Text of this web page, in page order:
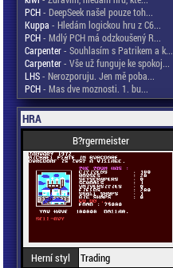
PCH- DeepSeek našel pouze toh...
Kuppa - Hledám logickou hru z C6...
PCH- Mdlý PCH má odzkoušený R...
Carpenter- Souhlasím s Patrikem a k...
Carpenter- Vše už funguje ke spokoj...
LHS- Nerozporuju. Jen mě poba...
PCH- Mas dve moznosti. 1. bu...
HRA
B?rgermeister
Herní styl
Trading